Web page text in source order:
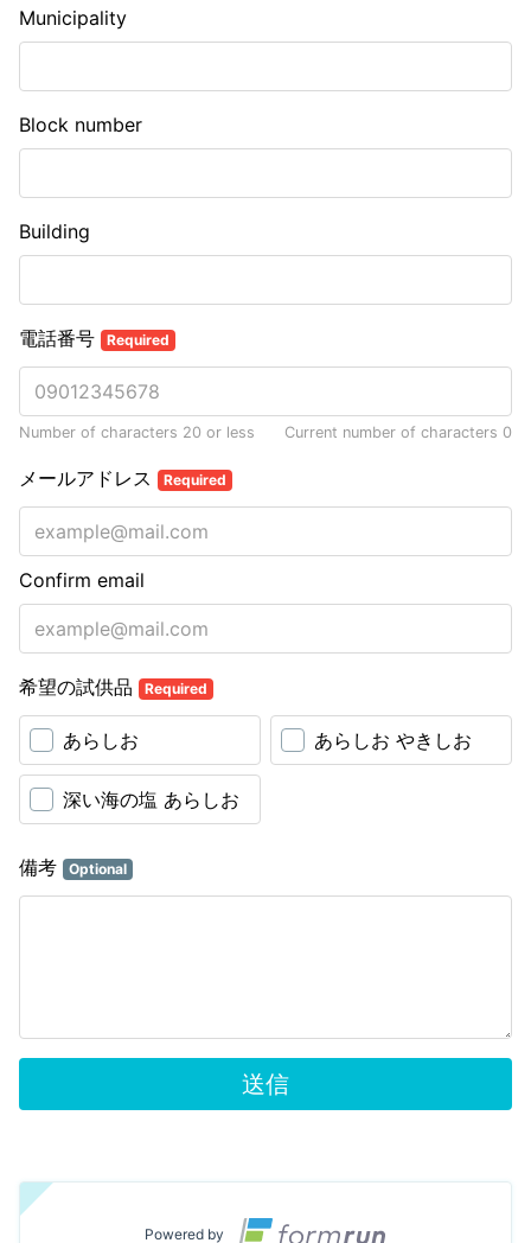
Municipality
Block number
Building
電話番号 Required
Number of characters 20 or less Current number of characters 0
メールアドレス Required
Confirm email
希望の試供品 Required
あらしお あらしお やきしお
深い海の塩 あらしお
備考 Optional
送信
Powered by